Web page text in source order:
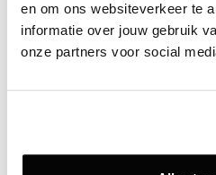
en om ons websiteverkeer te
informatie over jouw gebruik
onze partners voor social
Gerelateerde